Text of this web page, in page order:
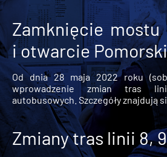
Zamknięcie mostu
i otwarcie
Od dnia 28 maja 2022 roku
wprowadzenie zmian tras
autobusowych. Szczegóły znajdują
Zmiany tras linii 8,